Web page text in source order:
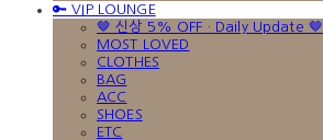
🔑 VIP LOUNGE
🤎 신상 5% OFF · Daily Update 🤎
MOST LOVED
CLOTHES
BAG
ACC
SHOES
ETC